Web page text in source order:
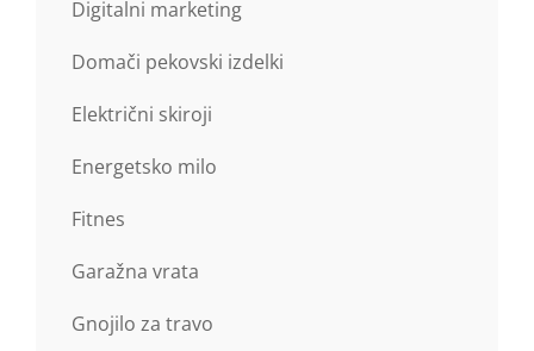
Digitalni marketing
Domači pekovski izdelki
Električni skiroji
Energetsko milo
Fitnes
Garažna vrata
Gnojilo za travo